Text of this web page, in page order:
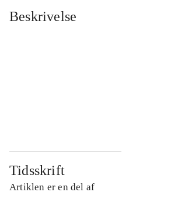
Beskrivelse
Tidsskrift
Artiklen er en del af